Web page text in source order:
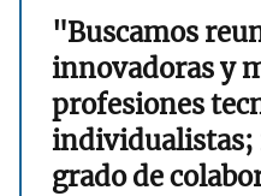
"Buscamos
innovadoras y
profesiones
individualistas;
grado de